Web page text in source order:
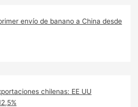
envío de banano a China desde
chilenas: EE UU